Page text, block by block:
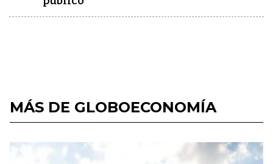
MÁS DE GLOBOECONOMÍA